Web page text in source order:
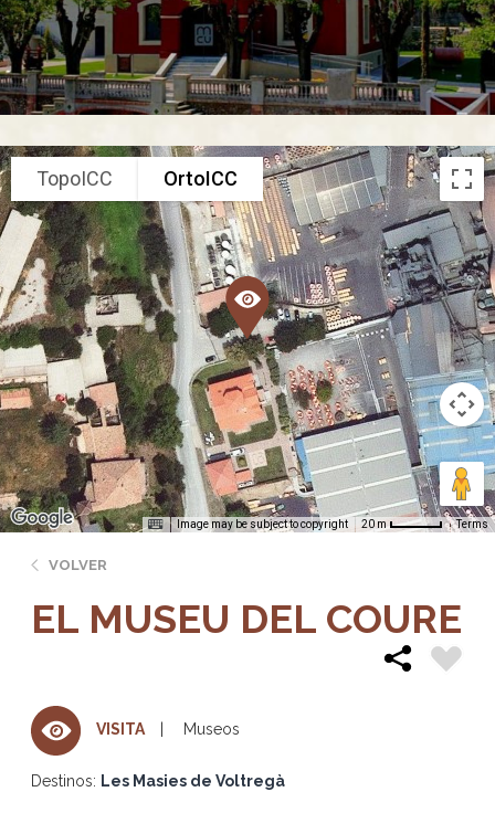
TopoICC OrtoICC
Image may be subject to copyright 20 m Terms
VOLVER
EL MUSEU DEL COURE
VISITA Museos
Destinos: Les Masies de Voltregà